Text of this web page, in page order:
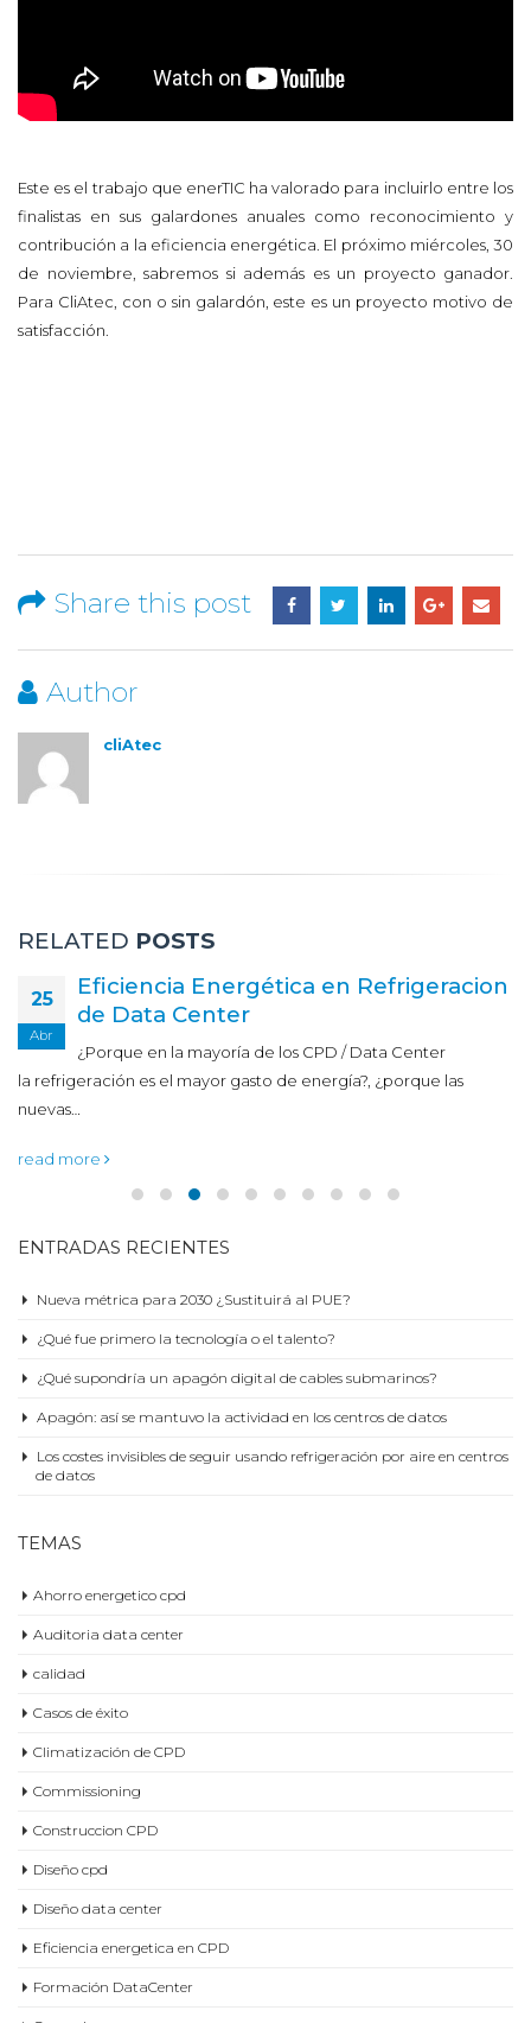
Este es el trabajo que enerTIC ha valorado para incluirlo entre los
finalistas en sus galardones anuales como reconocimiento y
contribución a la eficiencia energética. El próximo miércoles, 30
de noviembre, sabremos si además es un proyecto ganador.
Para CliAtec, con o sin galardón, este es un proyecto motivo de
satisfacción.
Share this post
Author
cliAtec
RELATED POSTS
25
Abr
Eficiencia Energética en Refrigeracion
de Data Center
¿Porque en la mayoría de los CPD / Data Center
la refrigeración es el mayor gasto de energía?, ¿porque las
nuevas…
read more
ENTRADAS RECIENTES
Nueva métrica para 2030 ¿Sustituirá al PUE?
¿Qué fue primero la tecnología o el talento?
¿Qué supondría un apagón digital de cables submarinos?
Apagón: así se mantuvo la actividad en los centros de datos
Los costes invisibles de seguir usando refrigeración por aire en centros
de datos
TEMAS
Ahorro energetico cpd
Auditoria data center
calidad
Casos de éxito
Climatización de CPD
Commissioning
Construccion CPD
Diseño cpd
Diseño data center
Eficiencia energetica en CPD
Formación DataCenter